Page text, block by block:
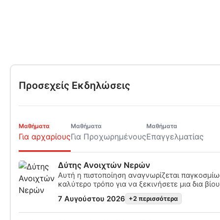
Προσεχείς Εκδηλώσεις
Μαθήματα
Για αρχαρίους
Μαθήματα
Για Προχωρημένους
Μαθήματα
Επαγγελματίας
Δύτης Ανοιχτών Νερών
Αυτή η πιστοποίηση αναγνωρίζεται
καλύτερο τρόπο για να ξεκινήσετε μια δια
πιστοποιημένος δύτης. Ο συνδυασμός
διδασκαλίας και πρακτικών εκπαιδευτικών
διασφαλίζει ότι αποκτάτε τις δεξιότητες και
7 Αυγούστου 2026 +2 περισσότερα